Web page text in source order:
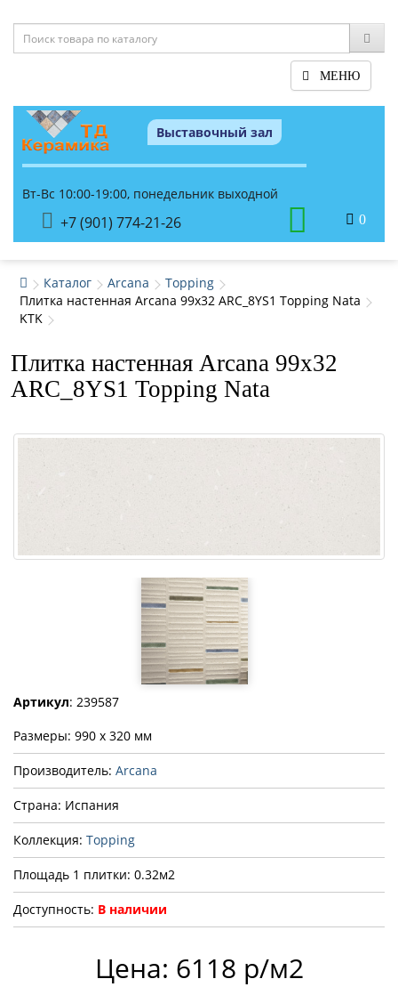
МЕНЮ
Выставочный зал
Вт-Вс 10:00-19:00, понедельник выходной
+7 (901) 774-21-26 0
Каталог Arcana
Topping
Плитка настенная Arcana 99x32 ARC_8YS1 Topping Nata
KTK
Плитка настенная Arcana 99x32
ARC_8YS1 Topping Nata
Артикул: 239587
Размеры: 990 x 320 мм
Производитель: Arcana
Страна: Испания
Коллекция: Topping
Площадь 1 плитки: 0.32м2
Доступность: В наличии
Цена: 6118 р/м2